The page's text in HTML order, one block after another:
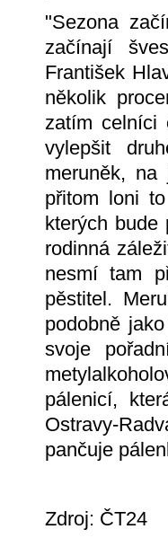
"Sezona
začínají
František
několik
zatím celníci
vylepšit
meruněk,
přitom loni
kterých
rodinná
nesmí tam
pěstitel.
podobně
svoje
pálenicí,
Ostravy-
pančuje
Zdroj: ČT24